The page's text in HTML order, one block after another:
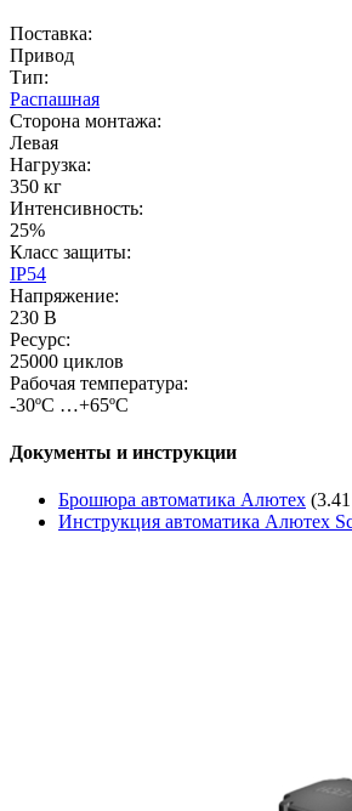
Поставка:
Привод
Тип:
Распашная
Сторона монтажа:
Левая
Нагрузка:
350 кг
Интенсивность:
25%
Класс защиты:
IP54
Напряжение:
230 В
Ресурс:
25000 циклов
Рабочая температура:
-30ºС …+65ºС
Документы и инструкции
Брошюра автоматика Алютех
Инструкция автоматика Алютех